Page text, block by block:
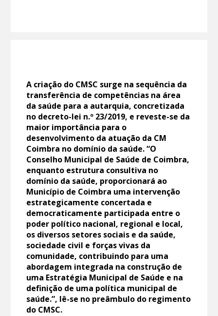
A criação do CMSC surge na sequência da
transferência de competências na área
da saúde para a autarquia, concretizada
no decreto-lei n.º 23/2019, e reveste-se da
maior importância para o
desenvolvimento da atuação da CM
Coimbra no domínio da saúde. “O
Conselho Municipal de Saúde de Coimbra,
enquanto estrutura consultiva no
domínio da saúde, proporcionará ao
Município de Coimbra uma intervenção
estrategicamente concertada e
democraticamente participada entre o
poder político nacional, regional e local,
os diversos setores sociais e da saúde,
sociedade civil e forças vivas da
comunidade, contribuindo para uma
abordagem integrada na construção de
uma Estratégia Municipal de Saúde e na
definição de uma política municipal de
saúde.”, lê-se no preâmbulo do regimento
do CMSC.